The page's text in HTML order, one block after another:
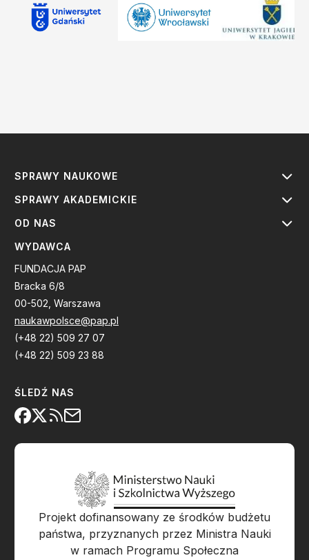
SPRAWY NAUKOWE
SPRAWY AKADEMICKIE
OD NAS
WYDAWCA
FUNDACJA PAP
Bracka 6/8
00-502, Warszawa
naukawpolsce@pap.pl
(+48 22) 509 27 07
(+48 22) 509 23 88
ŚLEDŹ NAS
Projekt dofinansowany ze środków budżetu
państwa, przyznanych przez Ministra Nauki
w ramach Programu Społeczna